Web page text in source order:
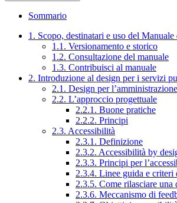
Sommario
1. Scopo, destinatari e uso del
1.1. Versionamento e storico
1.2. Consultazione del manuale
1.3. Contribuisci al manuale
2. Introduzione al design per i servizi
2.1. Design per
2.2. L’approccio progettuale
2.2.1. Buone pratiche
2.2.2. Principi
2.3. Accessibilità
2.3.1. Definizione
2.3.2. Accessibilità by
2.3.3. Principi per
2.3.4. Linee guida e criteri
2.3.5. Come rilasciare una
2.3.6. Meccanismo di